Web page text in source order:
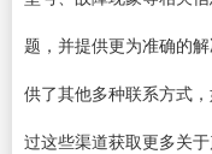
题，并提供更为准确的
供了其他多种联系方式
过这些渠道获取更多关